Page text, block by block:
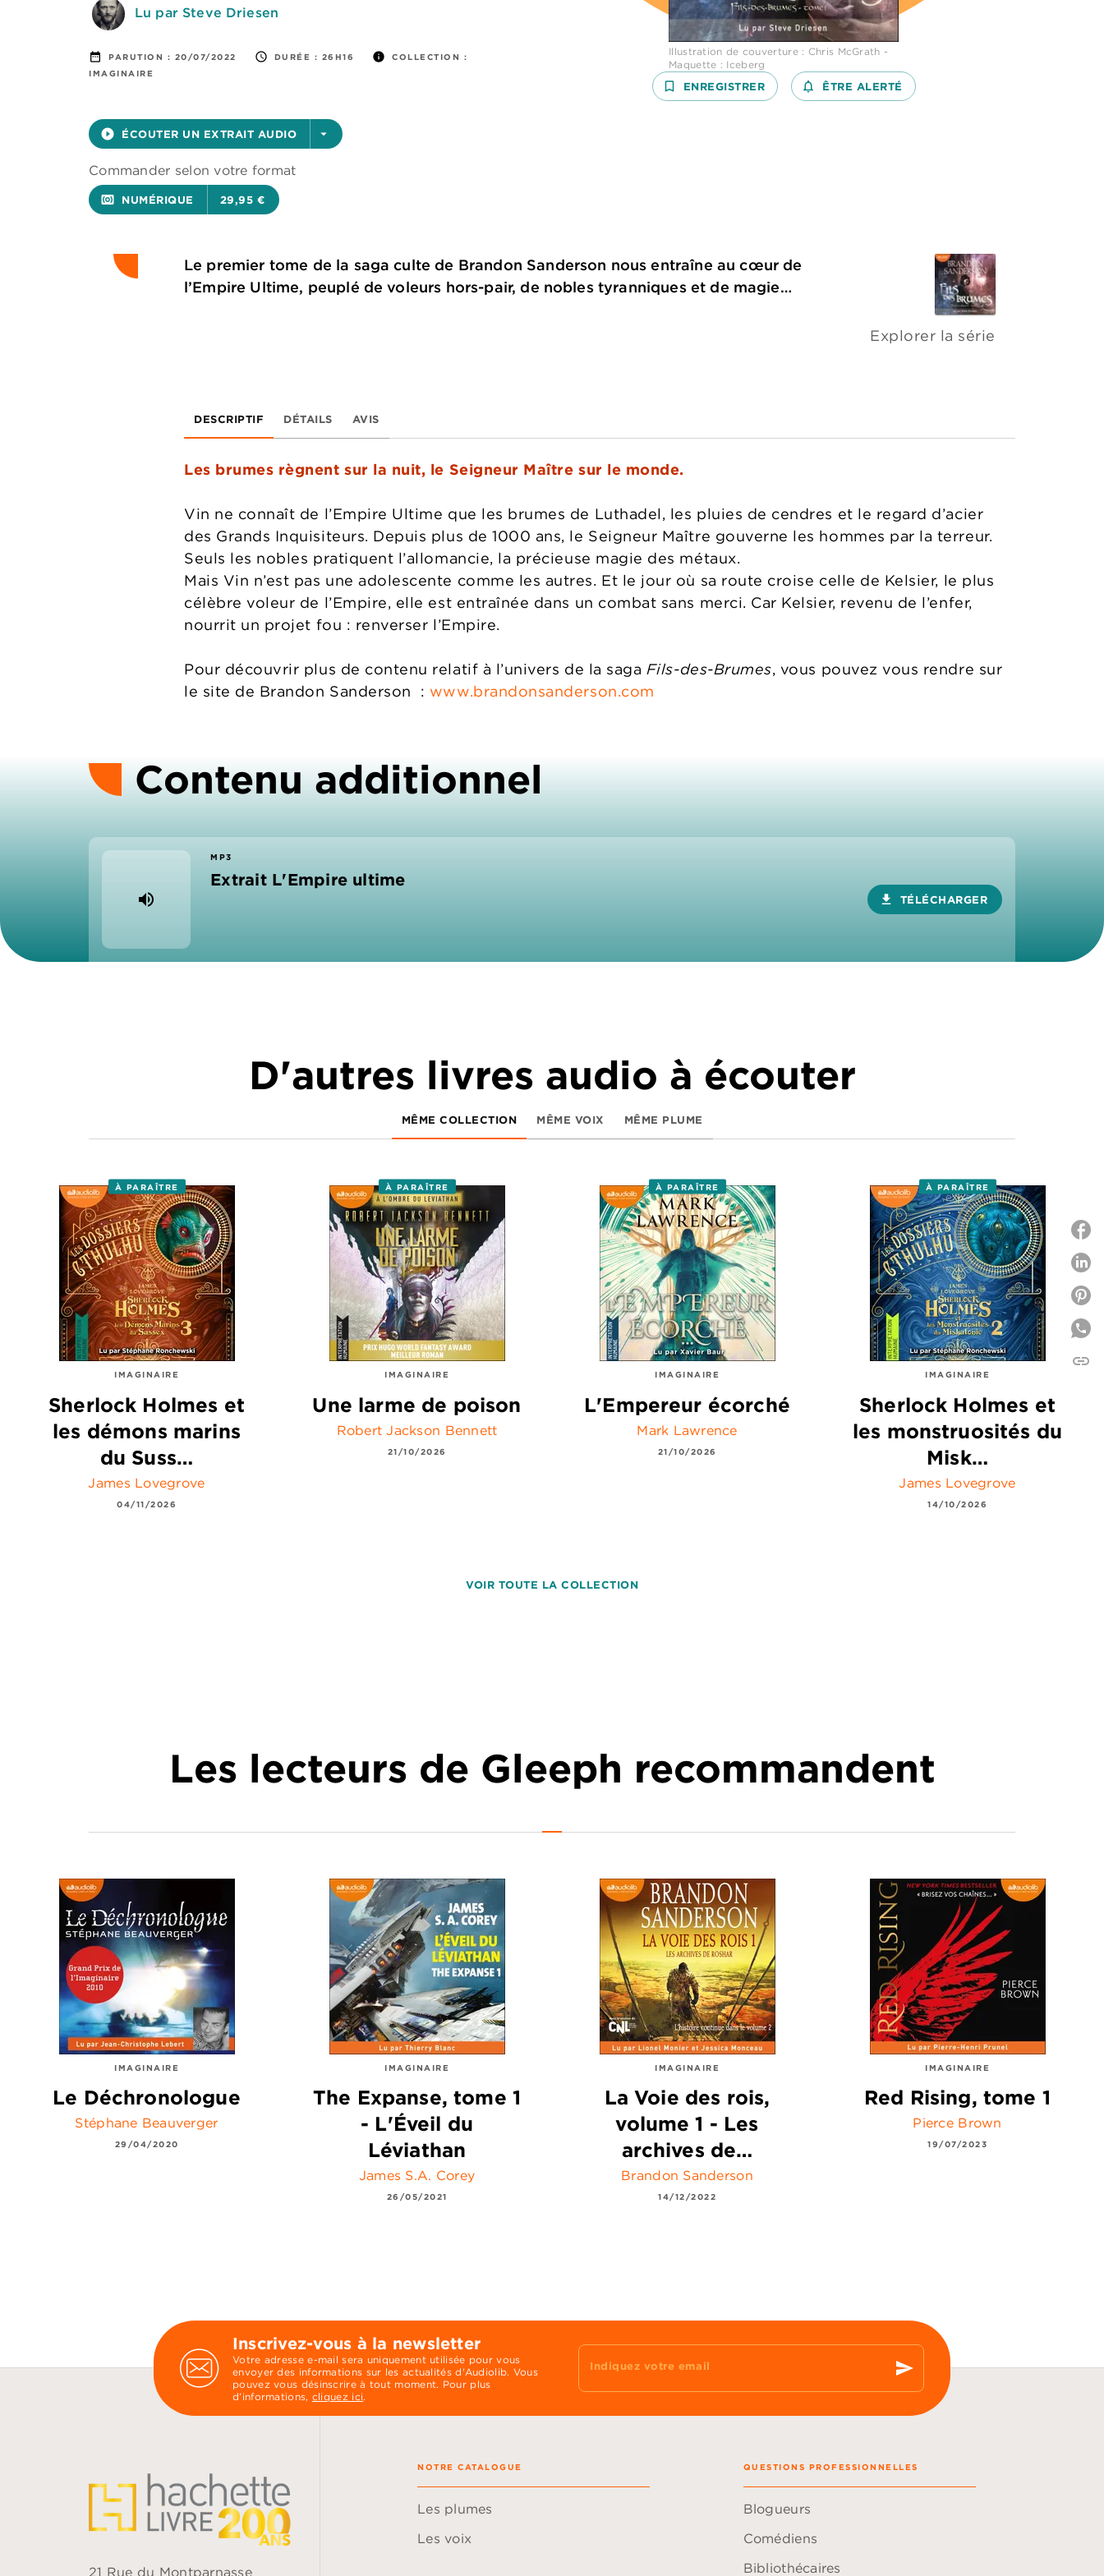
Lu par Steve Driesen
date_range PARUTION : 20/07/2022 access_time DURÉE : 26H16 info
COLLECTION :
IMAGINAIRE
play_circle_filled ÉCOUTER UN EXTRAIT AUDIO arrow_drop_down
Commander selon votre format
surround_sound NUMÉRIQUE 29,95 €
Illustration de couverture : Chris McGrath -
Maquette : Iceberg
bookmark_border ENREGISTRER notifications_none_outlined
ÊTRE ALERTÉ
Le premier tome de la saga culte de Brandon Sanderson nous entraîne au cœur de
l’Empire Ultime, peuplé de voleurs hors-pair, de nobles tyranniques et de magie…
Explorer la série
DESCRIPTIF DÉTAILS AVIS
Les brumes règnent sur la nuit, le Seigneur Maître sur le monde.
Vin ne connaît de l’Empire Ultime que les brumes de Luthadel, les pluies de cendres et le regard d’acier
des Grands Inquisiteurs. Depuis plus de 1000 ans, le Seigneur Maître gouverne les hommes par la terreur.
Seuls les nobles pratiquent l’allomancie, la précieuse magie des métaux.
Mais Vin n’est pas une adolescente comme les autres. Et le jour où sa route croise celle de Kelsier, le plus
célèbre voleur de l’Empire, elle est entraînée dans un combat sans merci. Car Kelsier, revenu de l’enfer,
nourrit un projet fou : renverser l’Empire.
Pour découvrir plus de contenu relatif à l’univers de la saga Fils-des-Brumes, vous pouvez vous rendre sur
le site de Brandon Sanderson : www.brandonsanderson.com
Contenu additionnel
volume_up
MP3
Extrait L'Empire ultime
download TÉLÉCHARGER
D'autres livres audio à écouter
MÊME COLLECTION MÊME VOIX MÊME PLUME
À PARAÎTRE
IMAGINAIRE
Sherlock Holmes et
les démons marins
du Suss…
James Lovegrove
04/11/2026
À PARAÎTRE
IMAGINAIRE
Une larme de poison
Robert Jackson Bennett
21/10/2026
À PARAÎTRE
IMAGINAIRE
L'Empereur écorché
Mark Lawrence
21/10/2026
À PARAÎTRE
IMAGINAIRE
Sherlock Holmes et
les monstruosités du
Misk…
James Lovegrove
14/10/2026
VOIR TOUTE LA COLLECTION
Les lecteurs de Gleeph recommandent
IMAGINAIRE
Le Déchronologue
Stéphane Beauverger
29/04/2020
IMAGINAIRE
The Expanse, tome 1
- L'Éveil du
Léviathan
James S.A. Corey
26/05/2021
IMAGINAIRE
La Voie des rois,
volume 1 - Les
archives de…
Brandon Sanderson
14/12/2022
IMAGINAIRE
Red Rising, tome 1
Pierce Brown
19/07/2023
link
Inscrivez-vous à la newsletter
Votre adresse e-mail sera uniquement utilisée pour vous
envoyer des informations sur les actualités d'Audiolib. Vous
pouvez vous désinscrire à tout moment. Pour plus
d’informations, cliquez ici.
Indiquez votre email send
21 Rue du Montparnasse
NOTRE CATALOGUE
Les plumes
Les voix
QUESTIONS PROFESSIONNELLES
Blogueurs
Comédiens
Bibliothécaires